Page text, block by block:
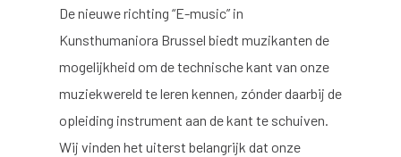
De nieuwe richting “E-music” in
Kunsthumaniora Brussel biedt muzikanten de
mogelijkheid om de technische kant van onze
muziekwereld te leren kennen, zónder daarbij de
opleiding instrument aan de kant te schuiven.
Wij vinden het uiterst belangrijk dat onze